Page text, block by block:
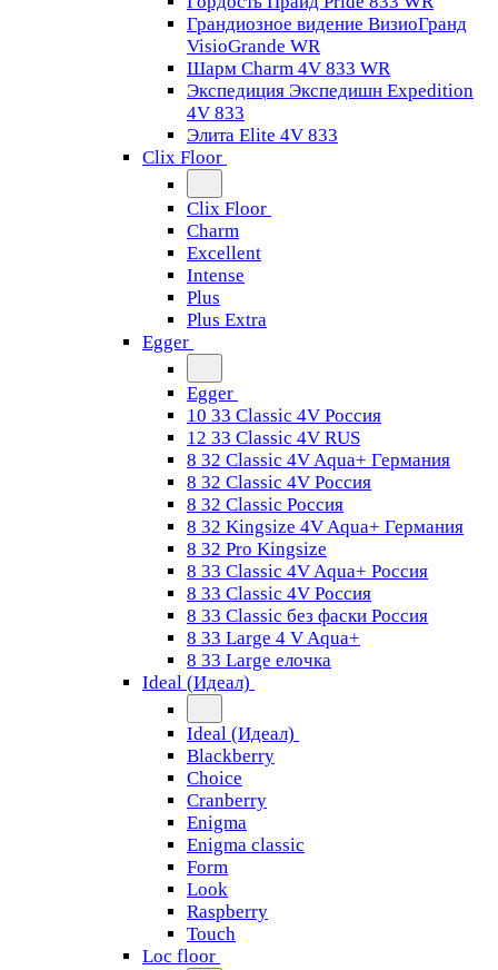
Грандиозное видение ВизиоГранд
VisioGrande WR
Шарм Charm 4V 833 WR
Экспедиция Экспедишн Expedition
4V 833
Элита Elite 4V 833
Clix Floor
Clix Floor
Charm
Excellent
Intense
Plus
Plus Extra
Egger
Egger
10 33 Classic 4V Россия
12 33 Classic 4V RUS
8 32 Classic 4V Aqua+ Германия
8 32 Classic 4V Россия
8 32 Classic Россия
8 32 Kingsize 4V Aqua+ Германия
8 32 Pro Kingsize
8 33 Classic 4V Aqua+ Россия
8 33 Classic 4V Россия
8 33 Classic без фаски Россия
8 33 Large 4 V Aqua+
8 33 Large елочка
Ideal (Идеал)
Ideal (Идеал)
Blackberry
Choice
Cranberry
Enigma
Enigma classic
Form
Look
Raspberry
Touch
Loc floor